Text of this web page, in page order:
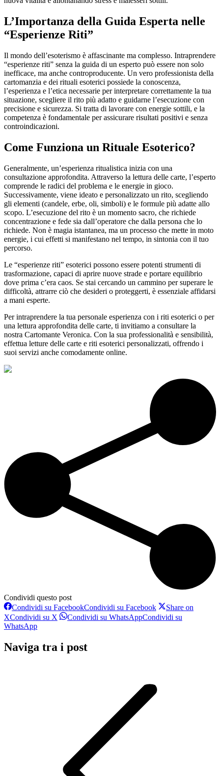
L’Importanza della Guida Esperta nelle
“Esperienze Riti”
Il mondo dell’esoterismo è affascinante ma complesso. Intraprendere
“esperienze riti” senza la guida di un esperto può essere non solo
inefficace, ma anche controproducente. Un vero professionista della
cartomanzia e dei rituali esoterici possiede la conoscenza,
l’esperienza e l’etica necessarie per interpretare correttamente la tua
situazione, scegliere il rito più adatto e guidarne l’esecuzione con
precisione e sicurezza. Si tratta di lavorare con energie sottili, e la
competenza è fondamentale per assicurare risultati positivi e senza
controindicazioni.
Come Funziona un Rituale Esoterico?
Generalmente, un’esperienza ritualistica inizia con una
consultazione approfondita. Attraverso la lettura delle carte, l’esperto
comprende le radici del problema e le energie in gioco.
Successivamente, viene ideato e personalizzato un rito, scegliendo
gli elementi (candele, erbe, oli, simboli) e le formule più adatte allo
scopo. L’esecuzione del rito è un momento sacro, che richiede
concentrazione e fede sia dall’operatore che dalla persona che lo
richiede. Non è magia istantanea, ma un processo che mette in moto
energie, i cui effetti si manifestano nel tempo, in sintonia con il tuo
percorso.
Le “esperienze riti” esoterici possono essere potenti strumenti di
trasformazione, capaci di aprire nuove strade e portare equilibrio
dove prima c’era caos. Se stai cercando un cammino per superare le
difficoltà, attrarre ciò che desideri o proteggerti, è essenziale affidarsi
a mani esperte.
Per intraprendere la tua personale esperienza con i riti esoterici o per
una lettura approfondita delle carte, ti invitiamo a consultare la
nostra Cartomante Veronica. Con la sua professionalità e sensibilità,
effettua letture delle carte e riti esoterici personalizzati, offrendo i
suoi servizi anche comodamente online.
Condividi questo post
Condividi su FacebookCondividi su Facebook
Share on
XCondividi su X Condividi su WhatsAppCondividi su
WhatsApp
Naviga tra i post